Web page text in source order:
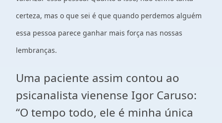
certeza, mas o que sei é que quando perdemos alguém
essa pessoa parece ganhar mais força nas nossas
lembranças.
Uma paciente assim contou ao
psicanalista vienense Igor Caruso:
“O tempo todo, ele é minha única